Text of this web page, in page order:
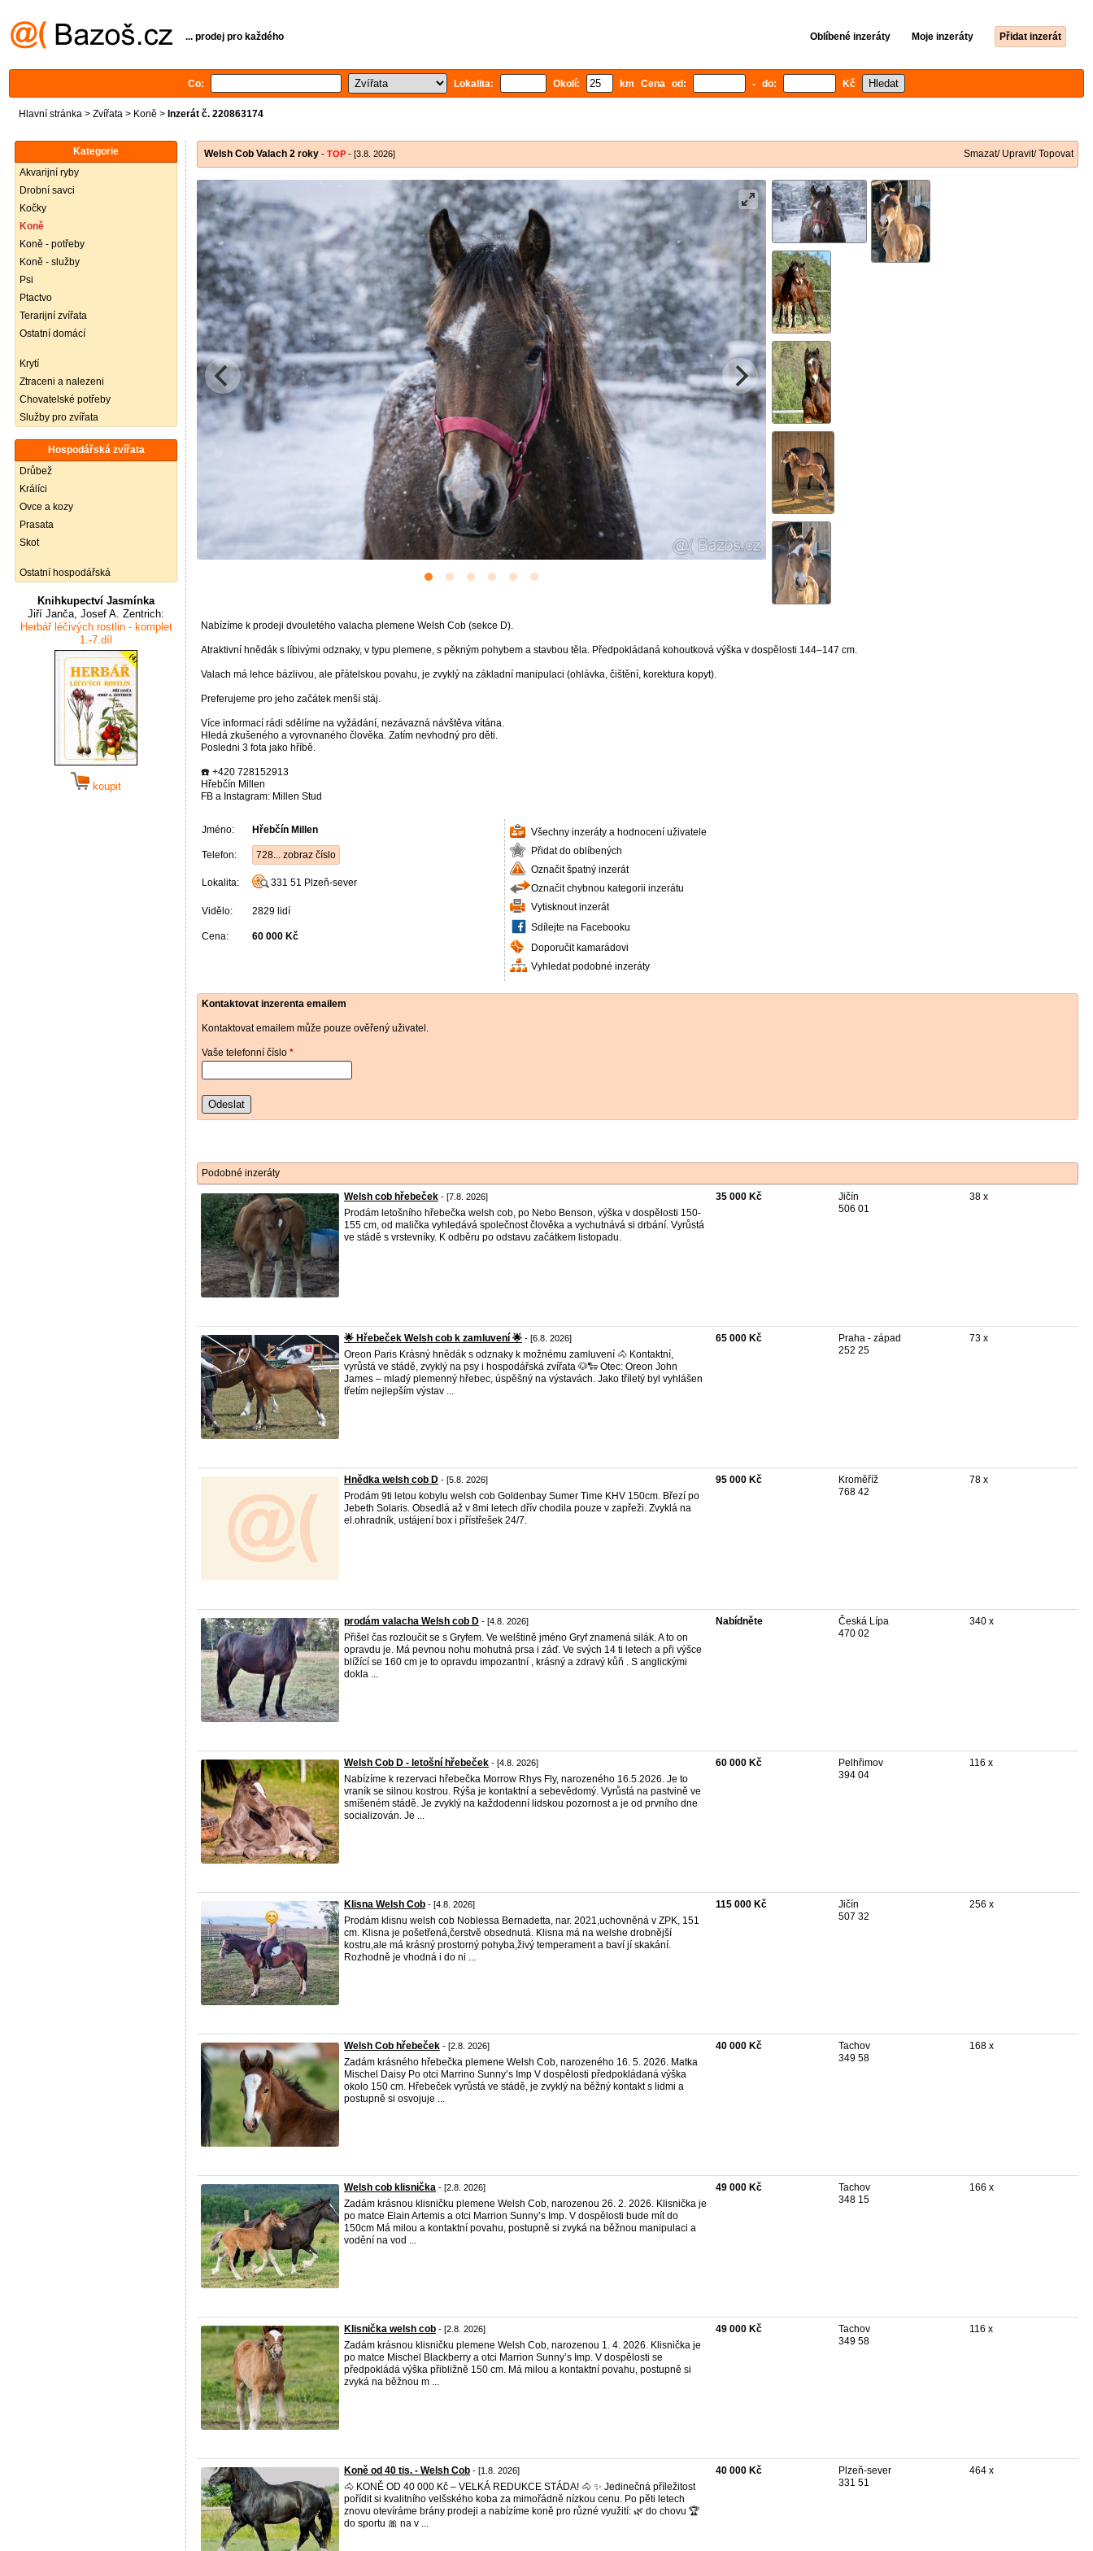
... prodej pro každého Oblíbené inzeráty Moje inzeráty Přidat inzerát
Co: Lokalita: Okolí: km Cena od: - do: Kč
Hlavní stránka > Zvířata > Koně > Inzerát č. 220863174
Kategorie
Akvarijní ryby
Drobní savci
Kočky
Koně
Koně - potřeby
Koně - služby
Psi
Ptactvo
Terarijní zvířata
Ostatní domácí
Krytí
Ztraceni a nalezeni
Chovatelské potřeby
Služby pro zvířata
Hospodářská zvířata
Drůbež
Králíci
Ovce a kozy
Prasata
Skot
Ostatní hospodářská
Knihkupectví Jasmínka
Jiří Janča, Josef A. Zentrich:
Herbář léčivých rostlin - komplet
1.-7.díl
koupit
Welsh Cob Valach 2 roky - TOP - [3.8. 2026] Smazat/ Upravit/ Topovat
Nabízíme k prodeji dvouletého valacha plemene Welsh Cob (sekce D).
Atraktivní hnědák s líbivými odznaky, v typu plemene, s pěkným pohybem a stavbou těla. Předpokládaná kohoutková výška v dospělosti 144–147 cm.
Valach má lehce bázlivou, ale přátelskou povahu, je zvyklý na základní manipulaci (ohlávka, čištění, korektura kopyt).
Preferujeme pro jeho začátek menší stáj.
Více informací rádi sdělíme na vyžádání, nezávazná návštěva vítána.
Hledá zkušeného a vyrovnaného člověka. Zatím nevhodný pro děti.
Posledni 3 fota jako hříbě.
☎️ +420 728152913
Hřebčín Millen
FB a Instagram: Millen Stud
Jméno: Hřebčín Millen
Telefon: 728... zobraz číslo
Lokalita: 331 51 Plzeň-sever
Vidělo: 2829 lidí
Cena: 60 000 Kč
Všechny inzeráty a hodnocení uživatele
Přidat do oblíbených
Označit špatný inzerát
Označit chybnou kategorii inzerátu
Vytisknout inzerát
Sdílejte na Facebooku
Doporučit kamarádovi
Vyhledat podobné inzeráty
Kontaktovat inzerenta emailem
Kontaktovat emailem může pouze ověřený uživatel.
Vaše telefonní číslo *
Odeslat
Podobné inzeráty
Welsh cob hřebeček - [7.8. 2026]
Prodám letošního hřebečka welsh cob, po Nebo Benson, výška v dospělosti 150-
155 cm, od malička vyhledává společnost člověka a vychutnává si drbání. Vyrůstá
ve stádě s vrstevníky. K odběru po odstavu začátkem listopadu.
35 000 Kč
Jičín
506 01
38 x
🌟 Hřebeček Welsh cob k zamluvení 🌟 - [6.8. 2026]
Oreon Paris Krásný hnědák s odznaky k možnému zamluvení 🐴 Kontaktní,
vyrůstá ve stádě, zvyklý na psy i hospodářská zvířata 🐶🐑 Otec: Oreon John
James – mladý plemenný hřebec, úspěšný na výstavách. Jako tříletý byl vyhlášen
třetím nejlepším výstav ...
65 000 Kč
Praha - západ
252 25
73 x
Hnědka welsh cob D - [5.8. 2026]
Prodám 9ti letou kobylu welsh cob Goldenbay Sumer Time KHV 150cm. Březí po
Jebeth Solaris. Obsedlá až v 8mi letech dřív chodila pouze v zapřeži. Zvyklá na
el.ohradník, ustájení box i přístřešek 24/7.
95 000 Kč
Kroměříž
768 42
78 x
prodám valacha Welsh cob D - [4.8. 2026]
Přišel čas rozloučit se s Gryfem. Ve welštině jméno Gryf znamená silák. A to on
opravdu je. Má pevnou nohu mohutná prsa i záď. Ve svých 14 ti letech a při výšce
blížící se 160 cm je to opravdu impozantní , krásný a zdravý kůň . S anglickými
dokla ...
Nabídněte
Česká Lípa
470 02
340 x
Welsh Cob D - letošní hřebeček - [4.8. 2026]
Nabízíme k rezervaci hřebečka Morrow Rhys Fly, narozeného 16.5.2026. Je to
vraník se silnou kostrou. Rýša je kontaktní a sebevědomý. Vyrůstá na pastvině ve
smíšeném stádě. Je zvyklý na každodenní lidskou pozornost a je od prvního dne
socializován. Je ...
60 000 Kč
Pelhřimov
394 04
116 x
Klisna Welsh Cob - [4.8. 2026]
Prodám klisnu welsh cob Noblessa Bernadetta, nar. 2021,uchovněná v ZPK, 151
cm. Klisna je pošetřená,čerstvě obsednutá. Klisna má na welshe drobnější
kostru,ale má krásný prostorný pohyba,živý temperament a baví jí skakání.
Rozhodně je vhodná i do ni ...
115 000 Kč
Jičín
507 32
256 x
Welsh Cob hřebeček - [2.8. 2026]
Zadám krásného hřebečka plemene Welsh Cob, narozeného 16. 5. 2026. Matka
Mischel Daisy Po otci Marrino Sunny’s Imp V dospělosti předpokládaná výška
okolo 150 cm. Hřebeček vyrůstá ve stádě, je zvyklý na běžný kontakt s lidmi a
postupně si osvojuje ...
40 000 Kč
Tachov
349 58
168 x
Welsh cob klisnička - [2.8. 2026]
Zadám krásnou klisničku plemene Welsh Cob, narozenou 26. 2. 2026. Klisnička je
po matce Elain Artemis a otci Marrion Sunny’s Imp. V dospělosti bude mít do
150cm Má milou a kontaktní povahu, postupně si zvyká na běžnou manipulaci a
vodění na vod ...
49 000 Kč
Tachov
348 15
166 x
Klisnička welsh cob - [2.8. 2026]
Zadám krásnou klisničku plemene Welsh Cob, narozenou 1. 4. 2026. Klisnička je
po matce Mischel Blackberry a otci Marrion Sunny’s Imp. V dospělosti se
předpokládá výška přibližně 150 cm. Má milou a kontaktní povahu, postupně si
zvyká na běžnou m ...
49 000 Kč
Tachov
349 58
116 x
Koně od 40 tis. - Welsh Cob - [1.8. 2026]
🐴 KONĚ OD 40 000 Kč – VELKÁ REDUKCE STÁDA! 🐴 ✨ Jedinečná příležitost
pořídit si kvalitního velšského koba za mimořádně nízkou cenu. Po pěti letech
znovu otevíráme brány prodeji a nabízíme koně pro různé využití: 🌿 do chovu 🏆
do sportu 🎀 na v ...
40 000 Kč
Plzeň-sever
331 51
464 x